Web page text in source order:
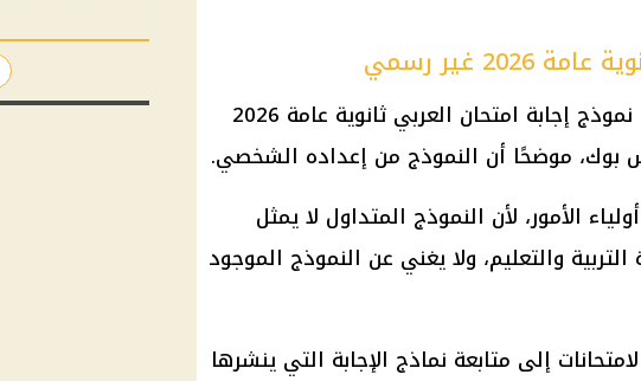
غير رسمي
إجابة امتحان العربي ثانوية عامة 2026
موضحًا أن النموذج من إعداده الشخصي.
الأمور، لأن النموذج المتداول لا يمثل
التربية والتعليم، ولا يغني عن النموذج الموجود
إلى متابعة نماذج الإجابة التي ينشرها